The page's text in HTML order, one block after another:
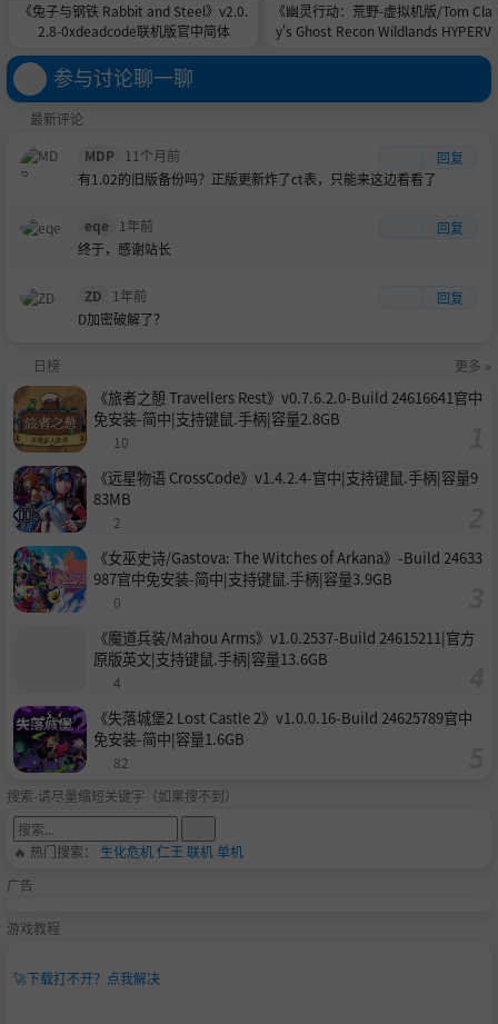
《兔子与钢铁 Rabbit and Steel》v2.0.
2.8-0xdeadcode联机版官中简体
《幽灵行动：荒野-虚拟机版/Tom
y's Ghost Recon Wildlands
OR》v9820855-Build 24446260官中
参与讨论聊一聊
最新评论
MDP
11个月前
回复
有1.02的旧版备份吗？正版更新炸了ct表，只能来这边看看了
eqe 1年前
回复
终于，感谢站长
ZD 1年前
回复
D加密破解了？
日榜 更多 »
《旅者之憩 Travellers Rest》v0.7.6.2.0-Build 24616641官中
免安装-简中|支持键鼠.手柄|容量2.8GB
10
《远星物语 CrossCode》v1.4.2.4-官中|支持键鼠.手柄|容量9
83MB
2
《女巫史诗/Gastova: The Witches of Arkana》-Build 24633
987官中免安装-简中|支持键鼠.手柄|容量3.9GB
0
《魔道兵装/Mahou Arms》v1.0.2537-Build 24615211|官方
原版英文|支持键鼠.手柄|容量13.6GB
4
《失落城堡2 Lost Castle 2》v1.0.0.16-Build 24625789官中
免安装-简中|容量1.6GB
82
搜索-请尽量缩短关键字（如果搜不到）
🔥 热门搜索： 生化危机仁王联机单机
广告
游戏教程
🚀下载打不开？点我解决